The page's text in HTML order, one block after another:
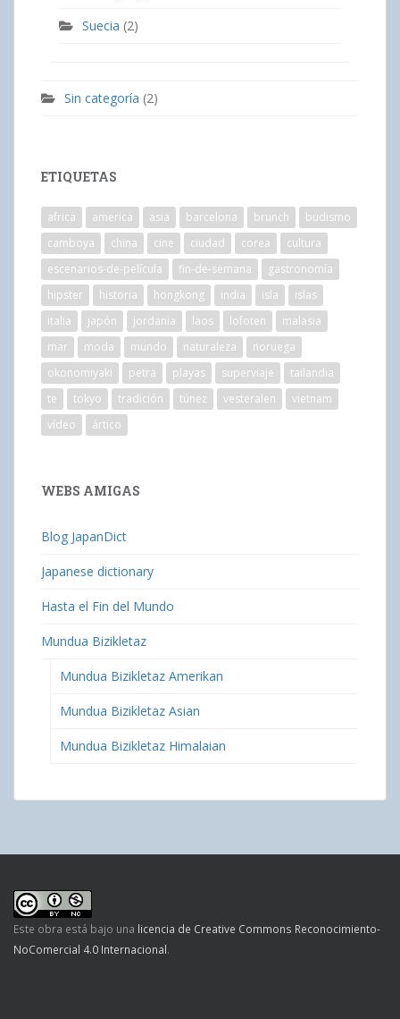
Suecia (2)
Sin categoría (2)
ETIQUETAS
africa america asia barcelona brunch
budismo
camboya
china cine ciudad corea
cultura
escenarios-de-película
fin-de-semana
gastronomía
hipster
historia hongkong india isla
islas
italia
japón jordania laos lofoten
malasia
mar
moda mundo naturaleza
noruega
okonomiyaki
petra playas superviaje
tailandia
te
tokyo tradición túnez vesteralen
vietnam
vídeo
ártico
WEBS AMIGAS
Blog JapanDict
Japanese dictionary
Hasta el Fin del Mundo
Mundua Bizikletaz
Mundua Bizikletaz Amerikan
Mundua Bizikletaz Asian
Mundua Bizikletaz Himalaian
Este obra está bajo una licencia de Creative Commons Reconocimiento-
NoComercial 4.0 Internacional.